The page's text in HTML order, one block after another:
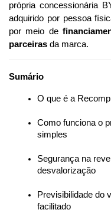
própria concessionária
adquirido por pessoa
por meio de
parceiras da marca.
Sumário
O que é a
Como funciona o
simples
Segurança na
desvalorização
Previsibilidade do
facilitado